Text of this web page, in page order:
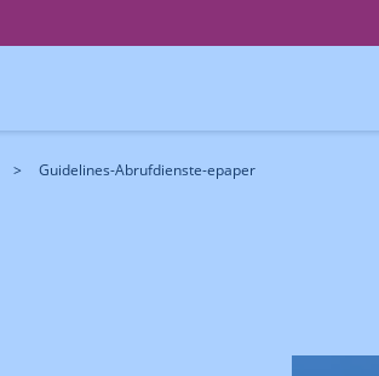
Guidelines-Abrufdienste-epaper